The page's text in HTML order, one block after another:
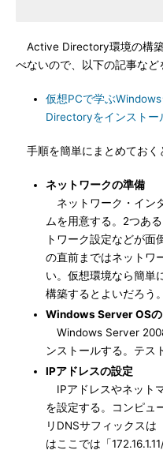
Active Directory環境の構
べないので、以下の記事など
仮想PCで学ぶ
Directoryをインストー
手順を簡単にまとめておく
ネットワークの準備
ネットワーク・イン
ムを用意する。2つあ
トワーク設定などが面
の直前まではネットワ
い。仮想環境なら簡単
構築するとよいだろう。
Windows Server OS
Windows Server
ンストールする。テス
IPアドレスの設定
IPアドレスやネット
を設定する。コンピュ
リDNSサフィックスは
はここでは「